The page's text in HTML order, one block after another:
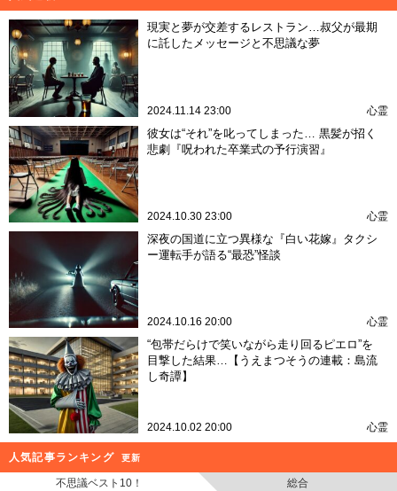
現実と夢が交差するレストラン…叔父が最期
に託したメッセージと不思議な夢
2024.11.14 23:00 心霊
彼女は“それ”を叱ってしまった… 黒髪が招く
悲劇『呪われた卒業式の予行演習』
2024.10.30 23:00 心霊
深夜の国道に立つ異様な『白い花嫁』タクシ
ー運転手が語る“最恐”怪談
2024.10.16 20:00 心霊
“包帯だらけで笑いながら走り回るピエロ”を
目撃した結果…【うえまつそうの連載：島流
し奇譚】
2024.10.02 20:00 心霊
人気記事ランキング 更新
不思議ベスト10！ 総合